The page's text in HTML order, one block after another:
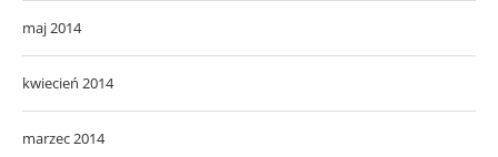
maj 2014
kwiecień 2014
marzec 2014